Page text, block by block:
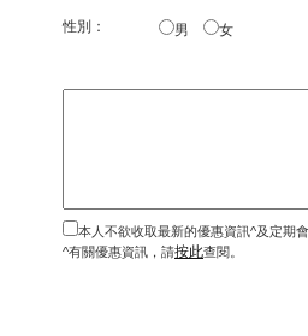
性別： 男 女
本人不欲收取最新的優惠資訊^及定期
^有關優惠資訊，請按此查閱。